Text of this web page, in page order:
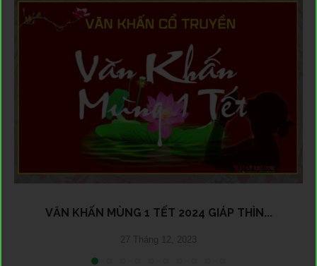
VĂN KHẤN MÙNG 1 TẾT 2024 GIÁP THÌN...
27 Tháng 12, 2023